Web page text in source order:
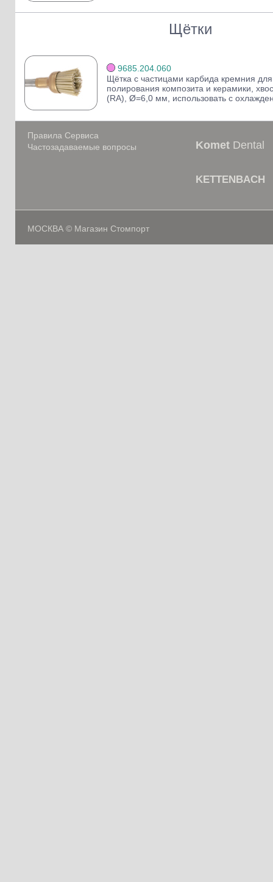
Щётки
9685.204.060
Щётка с частицами карбида кремния
полирования композита и керамики,
(RA), Ø=6,0 мм, использовать с
Правила Сервиса
Частозадаваемые вопросы
Komet Dental
KETTENBACH
МОСКВА © Магазин Стомпорт